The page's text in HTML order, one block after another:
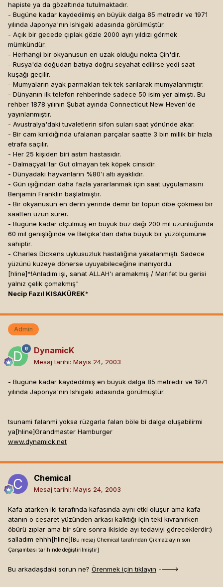
hapiste ya da gözaltında tutulmaktadır.
- Bugüne kadar kaydedilmiş en büyük dalga 85 metredir ve 1971
yılında Japonya'nın Ishigaki adasında görülmüştür.
- Açık bir gecede çıplak gözle 2000 ayrı yıldızı görmek
mümkündür.
- Herhangi bir okyanusun en uzak olduğu nokta Çin'dir.
- Rusya'da doğudan batıya doğru seyahat edilirse yedi saat
kuşağı geçilir.
- Mumyaların ayak parmakları tek tek sarılarak mumyalanmıştır.
- Dünyanın ilk telefon rehberinde sadece 50 isim yer almıştı. Bu
rehber 1878 yılının Şubat ayında Connecticut New Heven'de
yayınlanmıştır.
- Avustralya'daki tuvaletlerin sifon suları saat yönünde akar.
- Bir cam kırıldığında ufalanan parçalar saatte 3 bin millik bir hızla
etrafa saçılır.
- Her 25 kişiden biri astım hastasıdır.
- Dalmaçyalı'lar Gut olmayan tek köpek cinsidir.
- Dünyadaki hayvanların %80'i altı ayaklıdır.
- Gün ışığından daha fazla yararlanmak için saat uygulamasını
Benjamin Franklin başlatmıştır.
- Bir okyanusun en derin yerinde demir bir topun dibe çökmesi bir
saatten uzun sürer.
- Bugüne kadar ölçülmüş en büyük buz dağı 200 mil uzunluğunda
60 mil genişliğinde ve Belçika'dan daha büyük bir yüzölçümüne
sahiptir.
- Charles Dickens uykusuzluk hastalığına yakalanmıştı. Sadece
yüzünü kuzeye dönerse uyuyabileceğine inanıyordu.
[hline]*!Anladım işi, sanat ALLAH'ı aramakmış / Marifet bu gerisi
yalnız çelik çomakmış"
Necip Fazıl KISAKÜREK*
Admin
DynamicK
Mesaj tarihi: Mayıs 24, 2003
- Bugüne kadar kaydedilmiş en büyük dalga 85 metredir ve 1971
yılında Japonya'nın Ishigaki adasında görülmüştür.
tsunami falanmi yoksa rüzgarla falan böle bi dalga oluşabilirmi
ya[hline]Grandmaster Hamburger
www.dynamick.net
Chemical
Mesaj tarihi: Mayıs 24, 2003
Kafa atarken iki tarafında kafasında aynı etki oluşur ama kafa
atanın o cesaret yüzünden arkası kalktığı için teki kıvranırken
öbürü zıplar ama bir süre sonra ikiside ayı tedaviyi göreceklerdir:)
salladım ehhh[hline] [Bu mesaj Chemical tarafından Çıkmaz ayın son
Çarşambası tarihinde değiştirilmiştir]
Bu arkadaşdaki sorun ne? Örenmek için tıklayın ---->